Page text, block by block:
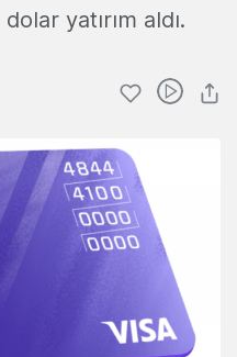
yatırım aldı.